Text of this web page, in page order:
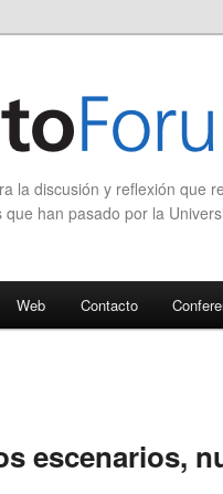
la discusión y reflexión que
han pasado por la
Web Contacto
escenarios,